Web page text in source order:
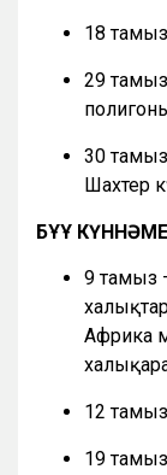
18
29
30 тамыз
Шахтер
БҰҰ
9 тамыз
Африка
12
19